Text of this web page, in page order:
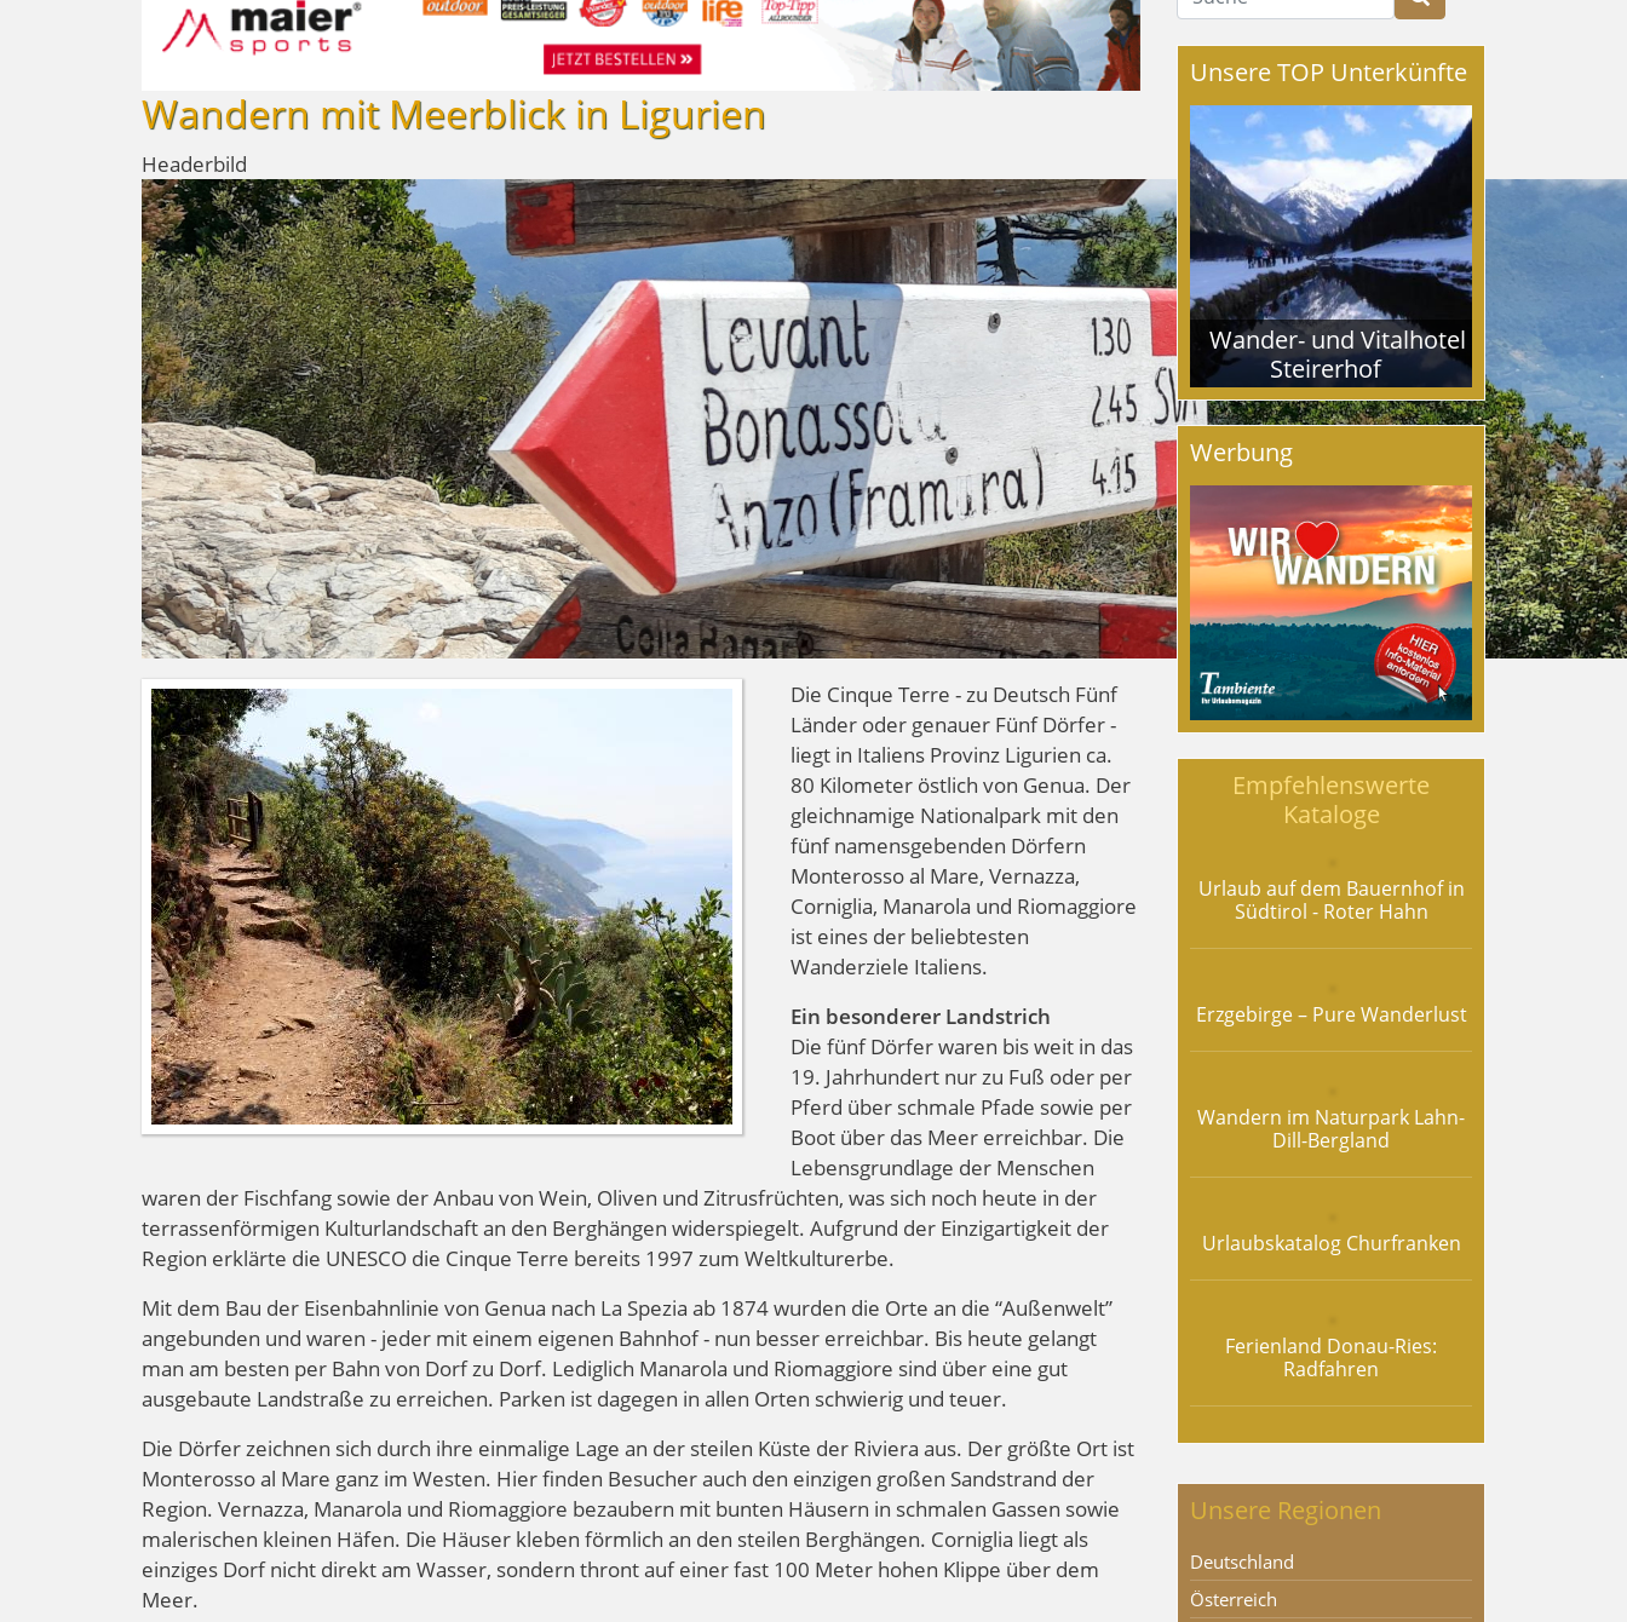
Wandern mit Meerblick in Ligurien
Headerbild
Die Cinque Terre - zu Deutsch Fünf
Länder oder genauer Fünf Dörfer -
liegt in Italiens Provinz Ligurien ca.
80 Kilometer östlich von Genua. Der
gleichnamige Nationalpark mit den
fünf namensgebenden Dörfern
Monterosso al Mare, Vernazza,
Corniglia, Manarola und Riomaggiore
ist eines der beliebtesten
Wanderziele Italiens.
Ein besonderer Landstrich
Die fünf Dörfer waren bis weit in das
19. Jahrhundert nur zu Fuß oder per
Pferd über schmale Pfade sowie per
Boot über das Meer erreichbar. Die
Lebensgrundlage der Menschen
waren der Fischfang sowie der Anbau von Wein, Oliven und Zitrusfrüchten, was sich noch heute in der
terrassenförmigen Kulturlandschaft an den Berghängen widerspiegelt. Aufgrund der Einzigartigkeit der
Region erklärte die UNESCO die Cinque Terre bereits 1997 zum Weltkulturerbe.
Mit dem Bau der Eisenbahnlinie von Genua nach La Spezia ab 1874 wurden die Orte an die “Außenwelt”
angebunden und waren - jeder mit einem eigenen Bahnhof - nun besser erreichbar. Bis heute gelangt
man am besten per Bahn von Dorf zu Dorf. Lediglich Manarola und Riomaggiore sind über eine gut
ausgebaute Landstraße zu erreichen. Parken ist dagegen in allen Orten schwierig und teuer.
Die Dörfer zeichnen sich durch ihre einmalige Lage an der steilen Küste der Riviera aus. Der größte Ort ist
Monterosso al Mare ganz im Westen. Hier finden Besucher auch den einzigen großen Sandstrand der
Region. Vernazza, Manarola und Riomaggiore bezaubern mit bunten Häusern in schmalen Gassen sowie
malerischen kleinen Häfen. Die Häuser kleben förmlich an den steilen Berghängen. Corniglia liegt als
einziges Dorf nicht direkt am Wasser, sondern thront auf einer fast 100 Meter hohen Klippe über dem
Meer.
Unsere TOP Unterkünfte
Wander- und Vitalhotel
Steirerhof
Werbung
Empfehlenswerte
Kataloge
Urlaub auf dem Bauernhof in
Südtirol - Roter Hahn
Erzgebirge – Pure Wanderlust
Wandern im Naturpark Lahn-
Dill-Bergland
Urlaubskatalog Churfranken
Ferienland Donau-Ries:
Radfahren
Unsere Regionen
Deutschland
Österreich